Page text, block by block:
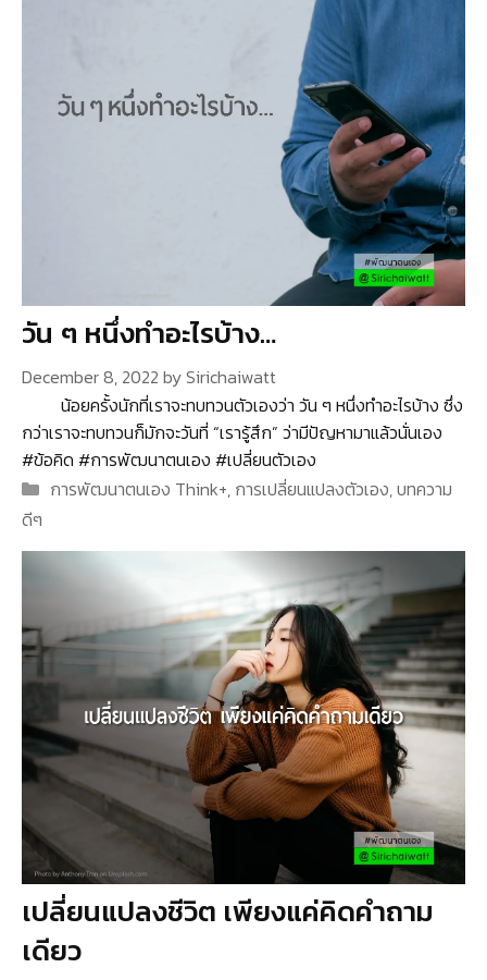
วัน ๆ หนึ่งทำอะไรบ้าง…
December 8, 2022 bySirichaiwatt
น้อยครั้งนักที่เราจะทบทวนตัวเองว่า วัน ๆ หนึ่งทำอะไรบ้าง ซึ่ง
กว่าเราจะทบทวนก็มักจะวันที่ “เรารู้สึก” ว่ามีปัญหามาแล้วนั่นเอง
#ข้อคิด #การพัฒนาตนเอง #เปลี่ยนตัวเอง
Categories
การพัฒนาตนเอง Think+, การเปลี่ยนแปลงตัวเอง,บทความ
ดีๆ
เปลี่ยนแปลงชีวิต เพียงแค่คิดคำถาม
เดียว